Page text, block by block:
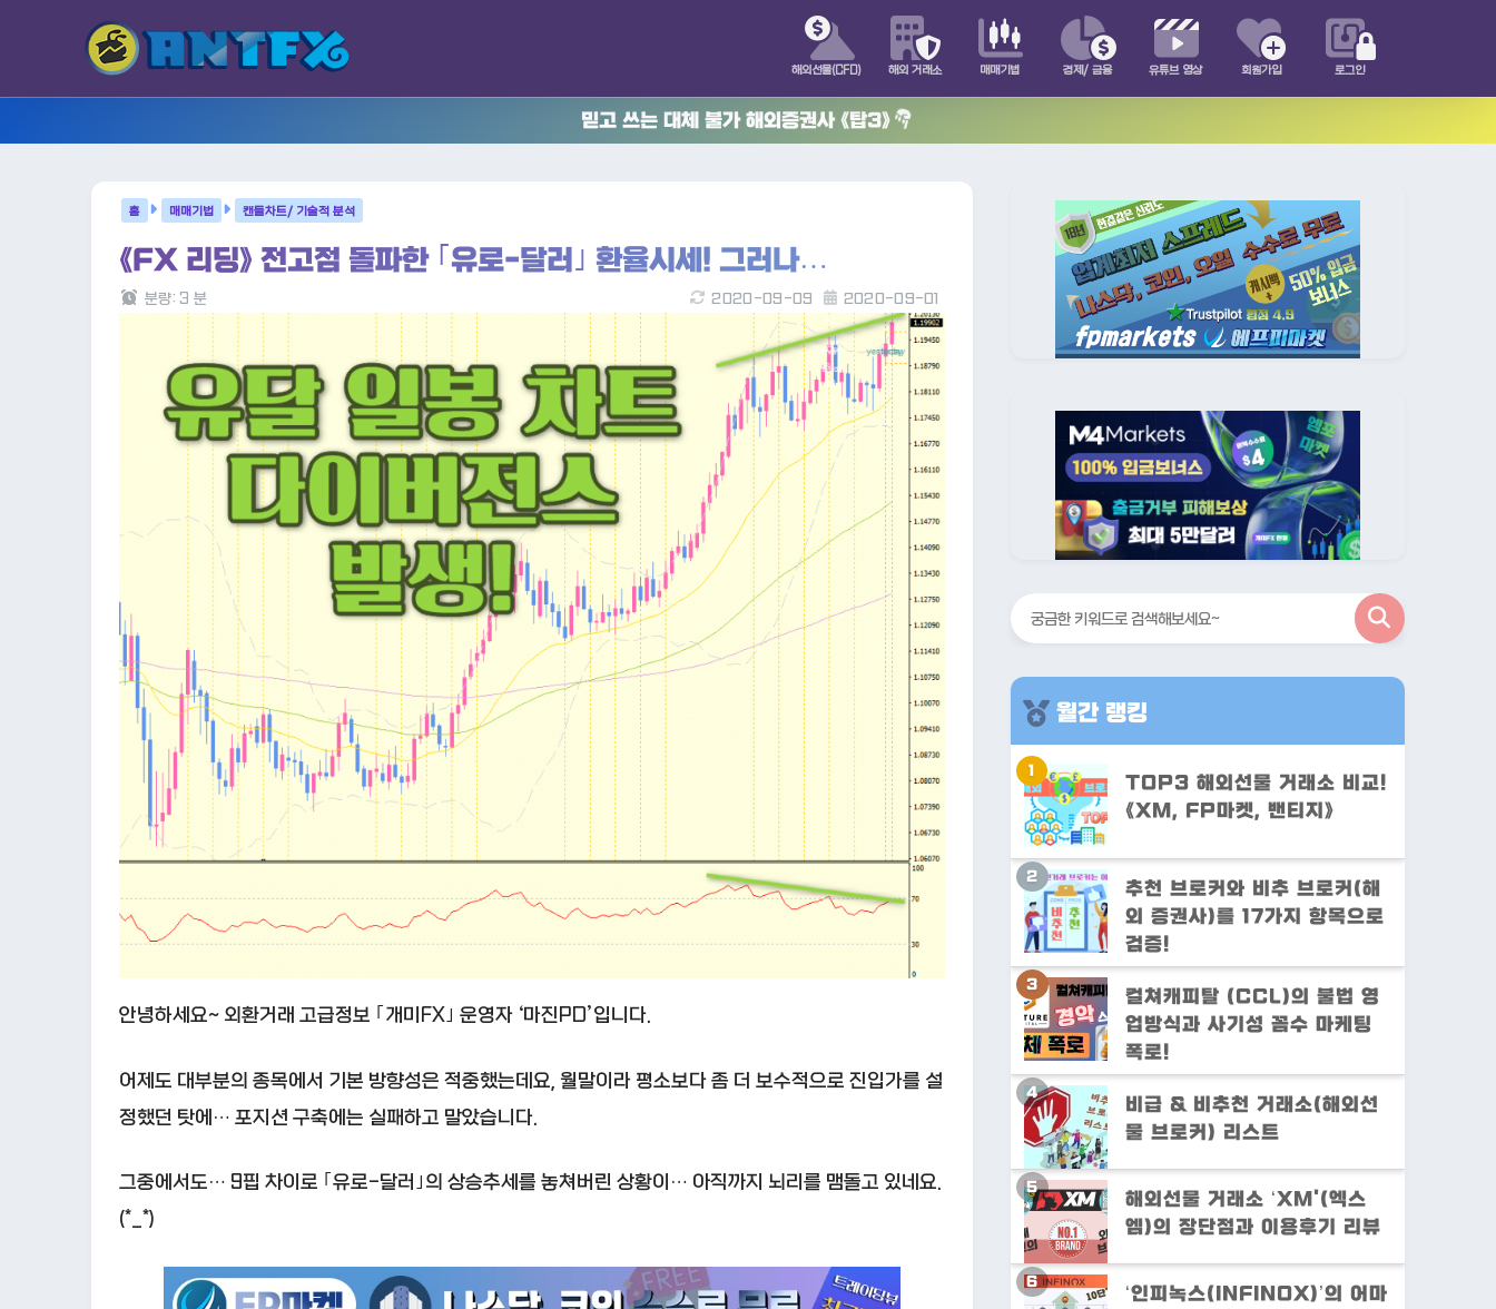
해외선물(CFD) 해외 거래소 매매기법 경제/ 금융 유튜브 영상 회원가입 로그인
믿고 쓰는 대체 불가 해외증권사 《탑3》
매매기법 캔들차트/ 기술적 분석
《FX 리딩》 전고점 돌파한 ｢유로-달러｣ 환율시세! 그러나…
2020-09-01
2020-09-09
분량: 3 분
안녕하세요~ 외환거래 고급정보 ｢개미FX｣ 운영자 ‘마진PD’입니다.
어제도 대부분의 종목에서 기본 방향성은 적중했는데요, 월말이라 평소보다 좀 더 보수적으로 진입가를 설
정했던 탓에… 포지션 구축에는 실패하고 말았습니다.
그중에서도… 9핍 차이로 ｢유로-달러｣의 상승추세를 놓쳐버린 상황이… 아직까지 뇌리를 맴돌고 있네요.
(*_*)
검
월간 랭킹
TOP3 해외선물 거래소 비교!
《XM, FP마켓, 밴티지》
추천 브로커와 비추 브로커(해
외 증권사)를 17가지 항목으로
검증!
컬쳐캐피탈 (CCL)의 불법 영
업방식과 사기성 꼼수 마케팅
폭로!
비급 & 비추천 거래소(해외선
물 브로커) 리스트
해외선물 거래소 ‘XM'(엑스
엠)의 장단점과 이용후기 리뷰
‘인피녹스(INFINOX)’의 어마